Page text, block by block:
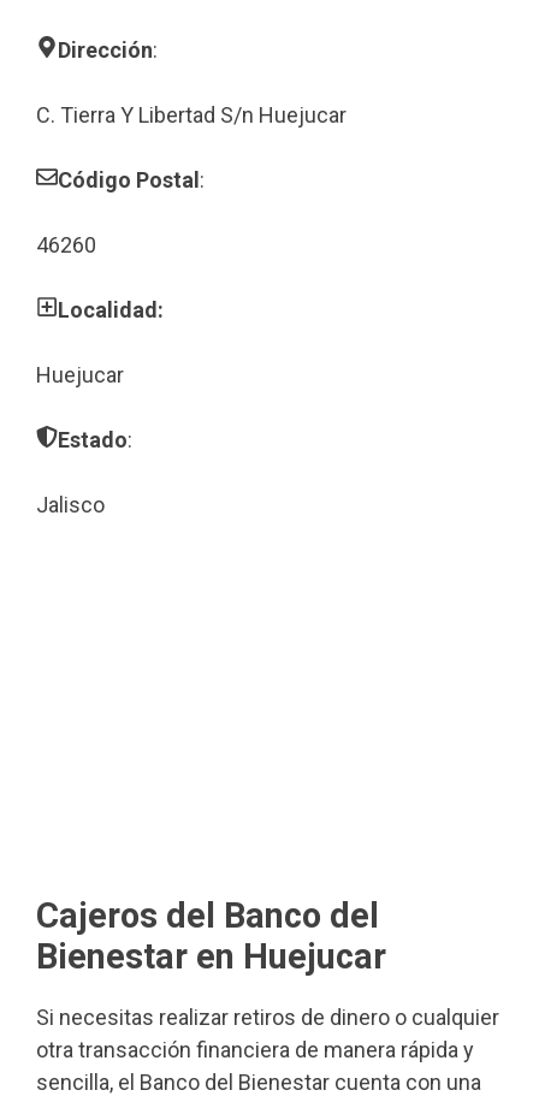
Dirección:
C. Tierra Y Libertad S/n Huejucar
Código Postal :
46260
Localidad:
Huejucar
Estado:
Jalisco
Cajeros del Banco del
Bienestar en Huejucar
Si necesitas realizar retiros de dinero o cualquier
otra transacción financiera de manera rápida y
sencilla, el Banco del Bienestar cuenta con una